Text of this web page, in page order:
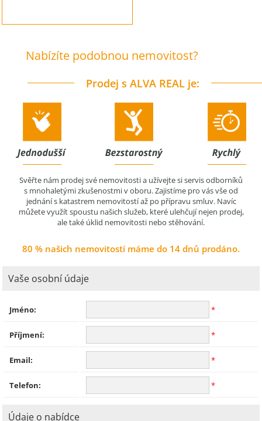
Nabízíte podobnou nemovitost?
Prodej s ALVA REAL je:
Svěřte nám prodej své nemovitosti a užívejte si servis odborníků
s mnohaletými zkušenostmi v oboru. Zajistíme pro vás vše od
jednání s katastrem nemovitostí až po přípravu smluv. Navíc
můžete využít spoustu našich služeb, které ulehčují nejen prodej,
ale také úklid nemovitosti nebo stěhování.
80 % našich nemovitostí máme do 14 dnů prodáno.
Vaše osobní údaje
Jméno: *
Příjmení: *
Email: *
Telefon: *
Údaje o nabídce